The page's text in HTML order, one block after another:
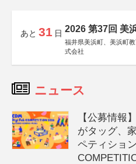
あと 31 日 2026 第37回 美
福井県美浜町、美浜町
式会社
ニュース
【公募情報
がタッグ、
ペティショ